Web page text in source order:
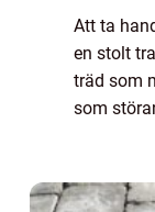
Att ta
en stolt
träd som
som